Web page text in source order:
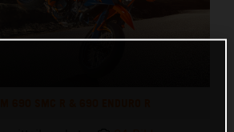
690 SMC R & 690 ENDURO R